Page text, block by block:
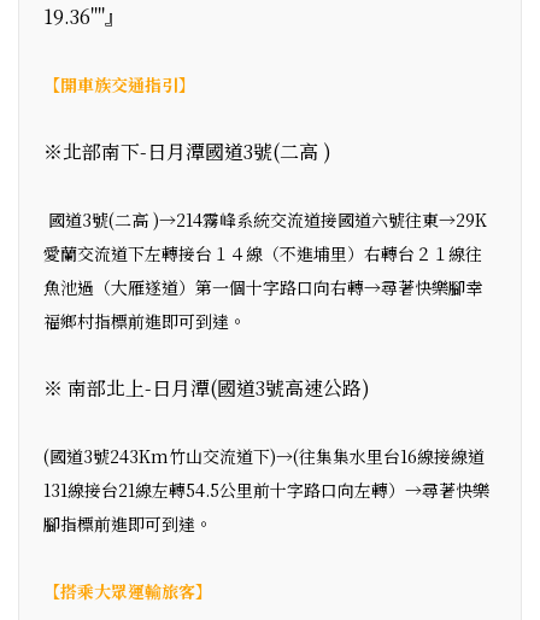
19.36""』
【開車族交通指引】
※北部南下-日月潭國道3號(二高 )
國道3號(二高 )→214霧峰系統交流道接國道六號往東→29K
愛蘭交流道下左轉接台１４線（不進埔里）右轉台２１線往
魚池過（大雁遂道）第一個十字路口向右轉→尋著快樂腳幸
福鄉村指標前進即可到達。
※ 南部北上-日月潭(國道3號高速公路)
(國道3號243Km竹山交流道下)→(往集集水里台16線接線道
131線接台21線左轉54.5公里前十字路口向左轉）→尋著快樂
腳指標前進即可到達。
【搭乘大眾運輸旅客】